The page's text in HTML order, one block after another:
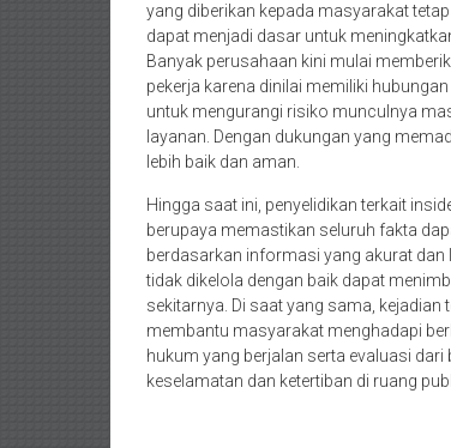
yang diberikan kepada masyarakat
dapat menjadi dasar untuk
Banyak perusahaan kini mulai
pekerja karena dinilai memiliki
untuk mengurangi risiko munculnya
layanan. Dengan dukungan yang
lebih baik dan aman.
Hingga saat ini, penyelidikan terkait
berupaya memastikan seluruh fakta
berdasarkan informasi yang akurat dan
tidak dikelola dengan baik dapat
sekitarnya. Di saat yang sama,
membantu masyarakat menghadapi
hukum yang berjalan serta evaluasi
keselamatan dan ketertiban di ruang